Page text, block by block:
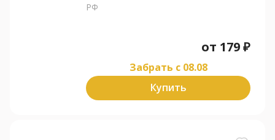
РФ
от 179₽
Забрать c 08.08
Купить